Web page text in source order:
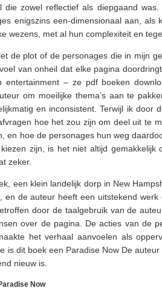
die zowel reflectief als diepgaand
enigszins een-dimensionaal aan, als
wezens, met al hun complexiteit en
de plot of de personages die in mijn
van onheil dat elke pagina
entertainment – ze pdf boeken
om moeilijke thema’s aan te
en inconsistent. Terwijl ik door
hoe het zou zijn om deel uit te
en hoe de personages hun weg
zijn, is het niet altijd gemakkelijk
zeker.
een klein landelijk dorp in New
en de auteur heeft een uitstekend
door de taalgebruik van de
over de pagina. De acties van de
het verhaal aanvoelen als
is dit boek een Paradise Now De
nieuw is.
Now